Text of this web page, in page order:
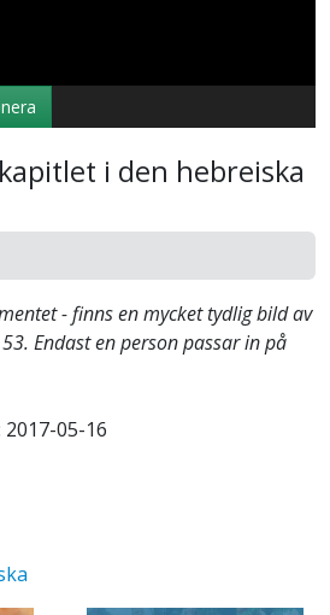
video
i den hebreiska
- finns en mycket tydlig bild av
Endast en person passar in på
05-16